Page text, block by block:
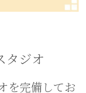
タジオ
を完備してお